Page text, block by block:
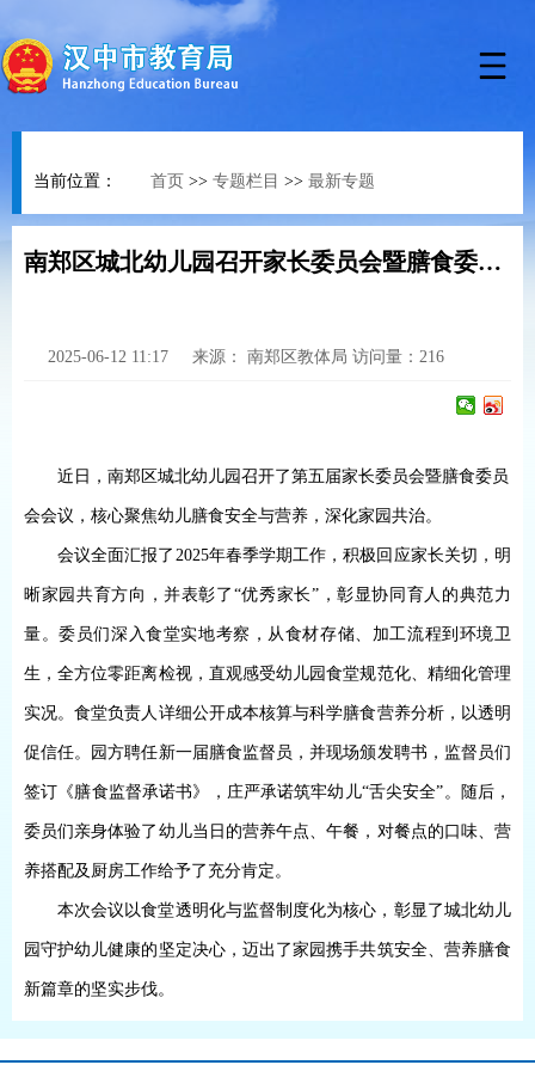
当前位置： 首页 >> 专题栏目 >> 最新专题
南郑区城北幼儿园召开家长委员会暨膳食委员会会议
2025-06-12 11:17 来源： 南郑区教体局 访问量： 216
近日，南郑区城北幼儿园召开了第五届家长委员会暨膳食委员
会会议，核心聚焦幼儿膳食安全与营养，深化家园共治。
会议全面汇报了 2025年春季学期工作，积极回应家长关切，明
晰家园共育方向，并表彰了“优秀家长”，彰显协同育人的典范力
量。委员们深入食堂实地考察，从食材存储、加工流程到环境卫
生，全方位零距离检视，直观感受幼儿园食堂规范化、精细化管理
实况。食堂负责人详细公开成本核算与科学膳食营养分析，以透明
促信任。园方聘任新一届膳食监督员，并现场颁发聘书，监督员们
签订《膳食监督承诺书》，庄严承诺筑牢幼儿“舌尖安全”。随后，
委员们亲身体验了幼儿当日的营养午点、午餐，对餐点的口味、营
养搭配及厨房工作给予了充分肯定。
本次会议以食堂透明化与监督制度化为核心，彰显了城北幼儿
园守护幼儿健康的坚定决心，迈出了家园携手共筑安全、营养膳食
新篇章的坚实步伐。